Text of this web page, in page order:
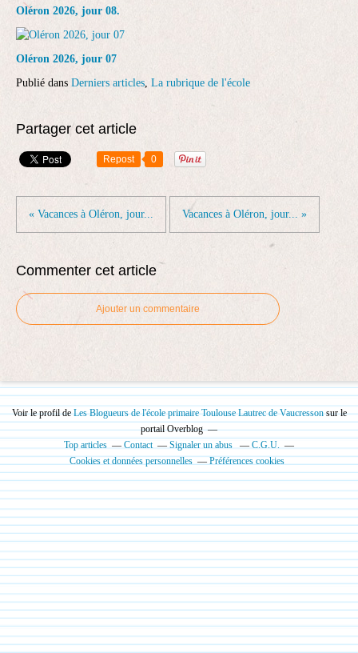
Oléron 2026, jour 08.
Oléron 2026, jour 07
Publié dans Derniers articles, La rubrique de l'école
Partager cet article
Repost 0
« Vacances à Oléron, jour... Vacances à Oléron, jour... »
Commenter cet article
Ajouter un commentaire
Voir le profil deLes Blogueurs de l'école primaire Toulouse Lautrec de Vaucressonsur le
portail Overblog
Top articles
Contact Signaler un abus
C.G.U.
Cookies et données personnelles
Préférences cookies